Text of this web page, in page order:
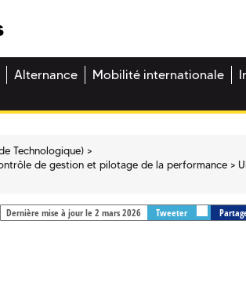
Alternance Mobilité internationale
Technologique)
de gestion et pilotage de la performance
Dernière mise à jour le 2 mars 2026 Tweeter